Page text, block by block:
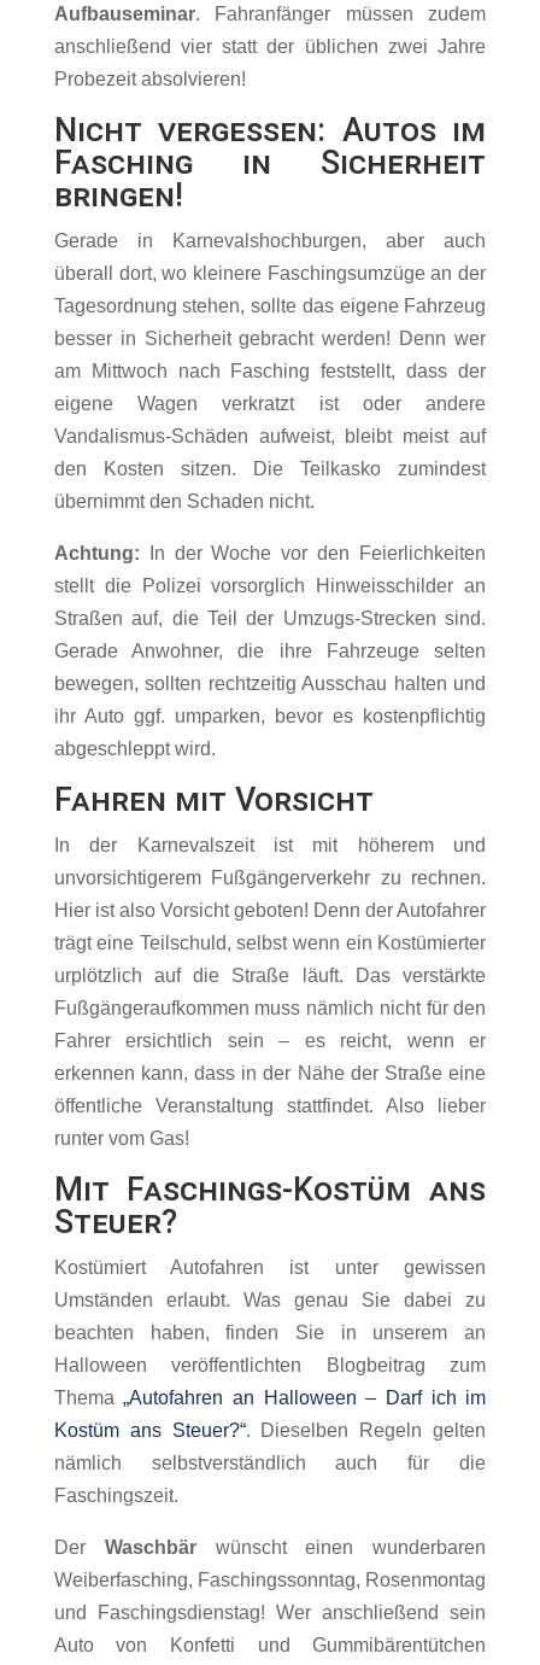
Aufbauseminar. Fahranfänger müssen zudem
anschließend vier statt der üblichen zwei Jahre
Probezeit absolvieren!
Nicht vergessen: Autos im
Fasching in Sicherheit
bringen!
Gerade in Karnevalshochburgen, aber auch
überall dort, wo kleinere Faschingsumzüge an der
Tagesordnung stehen, sollte das eigene Fahrzeug
besser in Sicherheit gebracht werden! Denn wer
am Mittwoch nach Fasching feststellt, dass der
eigene Wagen verkratzt ist oder andere
Vandalismus-Schäden aufweist, bleibt meist auf
den Kosten sitzen. Die Teilkasko zumindest
übernimmt den Schaden nicht.
Achtung: In der Woche vor den Feierlichkeiten
stellt die Polizei vorsorglich Hinweisschilder an
Straßen auf, die Teil der Umzugs-Strecken sind.
Gerade Anwohner, die ihre Fahrzeuge selten
bewegen, sollten rechtzeitig Ausschau halten und
ihr Auto ggf. umparken, bevor es kostenpflichtig
abgeschleppt wird.
Fahren mit Vorsicht
In der Karnevalszeit ist mit höherem und
unvorsichtigerem Fußgängerverkehr zu rechnen.
Hier ist also Vorsicht geboten! Denn der Autofahrer
trägt eine Teilschuld, selbst wenn ein Kostümierter
urplötzlich auf die Straße läuft. Das verstärkte
Fußgängeraufkommen muss nämlich nicht für den
Fahrer ersichtlich sein – es reicht, wenn er
erkennen kann, dass in der Nähe der Straße eine
öffentliche Veranstaltung stattfindet. Also lieber
runter vom Gas!
Mit Faschings-Kostüm ans
Steuer?
Kostümiert Autofahren ist unter gewissen
Umständen erlaubt. Was genau Sie dabei zu
beachten haben, finden Sie in unserem an
Halloween veröffentlichten Blogbeitrag zum
Thema„Autofahren an Halloween – Darf ich im
Kostüm ans Steuer?“. Dieselben Regeln gelten
nämlich selbstverständlich auch für die
Faschingszeit.
Der Waschbärwünscht einen wunderbaren
Weiberfasching, Faschingssonntag, Rosenmontag
und Faschingsdienstag! Wer anschließend sein
Auto von Konfetti und Gummibärentütchen